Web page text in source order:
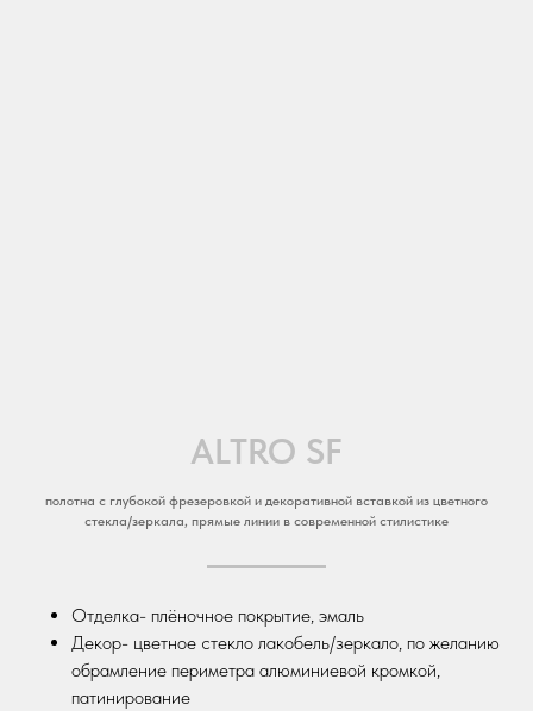
ALTRO SF
полотна с глубокой фрезеровкой и декоративной вставкой из цветного
стекла/зеркала, прямые линии в современной стилистике
Отделка- плёночное покрытие, эмаль
Декор- цветное стекло лакобель/зеркало, по желанию
обрамление периметра алюминиевой кромкой,
патинирование